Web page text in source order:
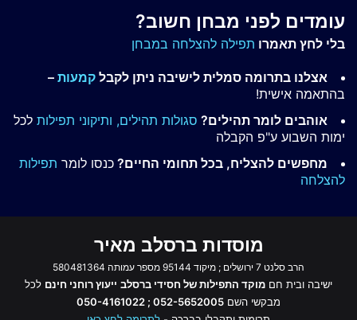
עומדים לפני מבחן חשוב?
בלי לחץ תאמרו תפילה להצלחה במבחן
אצלנו בתרומה סמלית לישיבה ניתן לקבל קמעות –
בהתאמה אישית!
אוהבים לומר תהילים? סגולות תהילים, ותיקוני תפילות לכל
ימות השבוע ע"פ הקבלה
מחפשים להצליח, בכל תחומי החיים? כנסו לומר תפילות
להצלחה
מוסדות ברסלב מאיר
הרב סלנט 7 ירושלים ; מיקוד 95144 מספר עמותה 580481364
ישיבה ובית חם מוקד התפילות של חסידי ברסלב ייעוץ רוחני חינם לכל
מבקשי השם 052-5652005 ; 050-4161022